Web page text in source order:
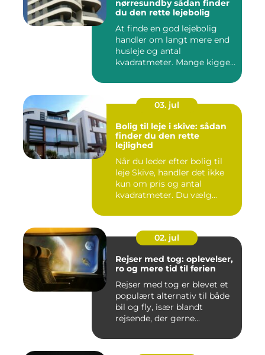
nørresundby sådan finder
du den rette lejebolig
At finde en god lejebolig
handler om langt mere end
husleje og antal
kvadratmeter. Mange kigger
03. jul
Bolig til leje i skive: sådan
finder du den rette
lejlighed
Når du leder efter bolig til
leje Skive, handler det ikke
kun om pris og antal
kvadratmeter. Du vælg...
02. jul
Rejser med tog: oplevelser,
ro og mere tid til ferien
Rejser med tog er blevet et
populært alternativ til både
bil og fly, især blandt
rejsende, der gerne...